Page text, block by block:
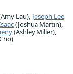
Lau), Joseph Lee
(Joshua Martin),
(Ashley Miller),